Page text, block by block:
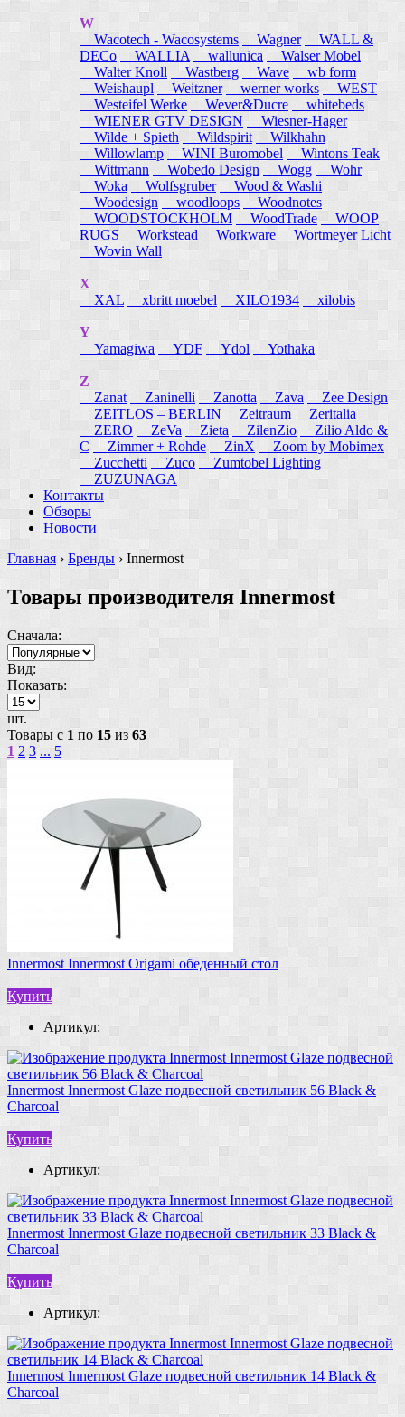
W
Wacotech - Wacosystems
Wagner
WALL &
DECo
WALLIA wallunica
Walser Mobel
Walter Knoll
Wastberg Wave
wb form
Weishaupl
Weitzner werner works
WEST
Westeifel Werke
Wever&Ducre
whitebeds
WIENER GTV DESIGN
Wiesner-Hager
Wilde + Spieth
Wildspirit
Wilkhahn
Willowlamp
WINI Buromobel
Wintons Teak
Wittmann
Wobedo Design Wogg
Wohr
Woka
Wolfsgruber
Wood & Washi
Woodesign
woodloops
Woodnotes
WOODSTOCKHOLM
WoodTrade
WOOP
RUGS
Workstead Workware
Wortmeyer Licht
Wovin Wall
X
XAL
xbritt moebel XILO1934 xilobis
Y
Yamagiwa
YDF Ydol Yothaka
Z
Zanat
Zaninelli Zanotta Zava
Zee Design
ZEITLOS – BERLIN
Zeitraum
Zeritalia
ZERO
ZeVa Zieta ZilenZio
Zilio Aldo &
C
Zimmer + Rohde ZinX
Zoom by Mobimex
Zucchetti
Zuco
Zumtobel Lighting
ZUZUNAGA
Контакты
Обзоры
Новости
Главная › Бренды › Innermost
Товары производителя Innermost
Сначала:
Вид:
Показать:
шт.
Товары с 1 по 15 из 63
1 2 3 ... 5
Innermost Innermost Origami обеденный стол
Купить
Артикул:
Innermost Innermost Glaze подвесной светильник 56 Black &
Charcoal
Купить
Артикул:
Innermost Innermost Glaze подвесной светильник 33 Black &
Charcoal
Купить
Артикул:
Innermost Innermost Glaze подвесной светильник 14 Black &
Charcoal